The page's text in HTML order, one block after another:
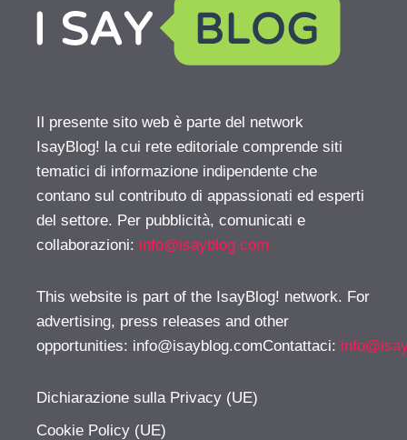
Il presente sito web è parte del network
IsayBlog! la cui rete editoriale comprende siti
tematici di informazione indipendente che
contano sul contributo di appassionati ed esperti
del settore. Per pubblicità, comunicati e
collaborazioni: info@isayblog.com
This website is part of the IsayBlog! network. For
advertising, press releases and other
opportunities: info@isayblog.comContattaci:
Dichiarazione sulla Privacy (UE)
Cookie Policy (UE)